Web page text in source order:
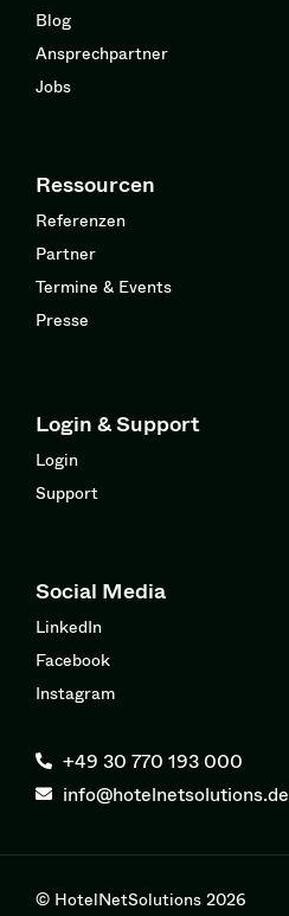
Blog
Ansprechpartner
Jobs
Ressourcen
Referenzen
Partner
Termine & Events
Presse
Login & Support
Login
Support
Social Media
LinkedIn
Facebook
Instagram
+49 30 770 193 000
info@hotelnetsolutions.de
© HotelNetSolutions 2026